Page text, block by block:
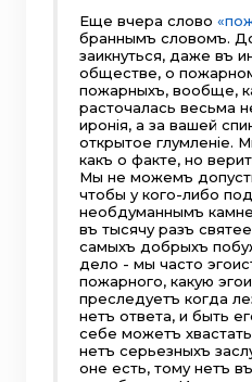
Еще вчера слово
браннымъ словомъ.
заикнуться, даже въ
обществе, о
пожарныхъ, вообще,
расточалась весьма
иронiя, а за вашей
открытое глумленiе.
какъ о факте, но
Мы не можемъ
чтобы у кого-либо
необдуманнымъ
въ тысячу разъ
самыхъ добрыхъ
дело - мы часто
пожарного, какую
преследуетъ когда
нетъ ответа, и быть
себе можетъ
нетъ серьезныхъ
оне есть, тому нетъ